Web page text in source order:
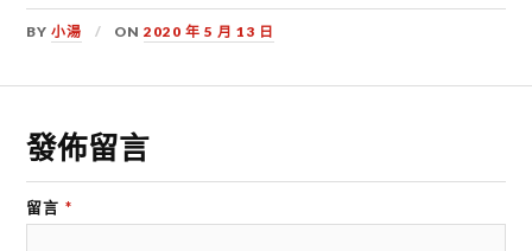
BY小湯 ON2020 年 5 月 13 日
發佈留言
留言 *